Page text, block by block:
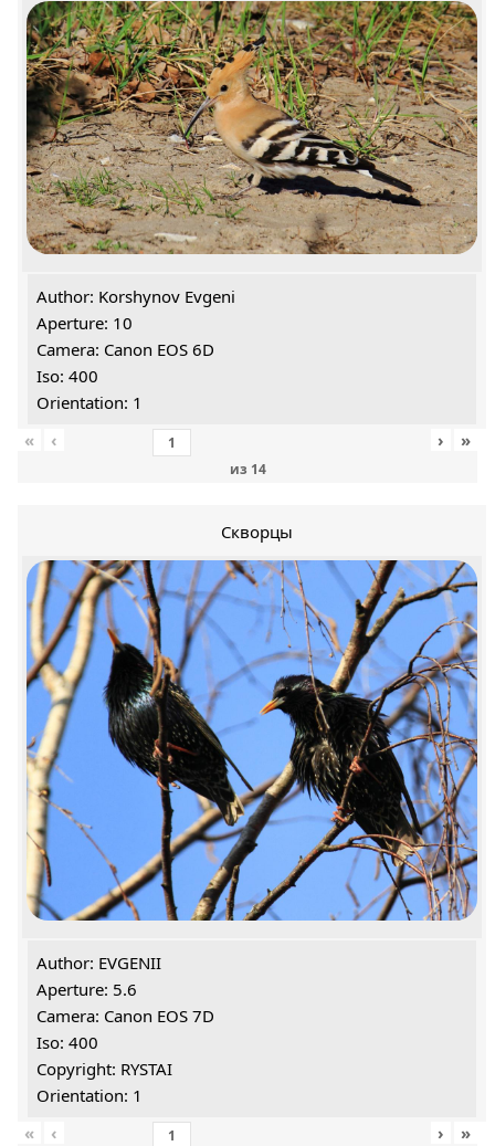
Author: Korshynov Evgeni
Aperture: 10
Camera: Canon EOS 6D
Iso: 400
Orientation: 1
«
‹
из 14
› »
Скворцы
Author: EVGENII
Aperture: 5.6
Camera: Canon EOS 7D
Iso: 400
Copyright: RYSTAI
Orientation: 1
«
‹ › »